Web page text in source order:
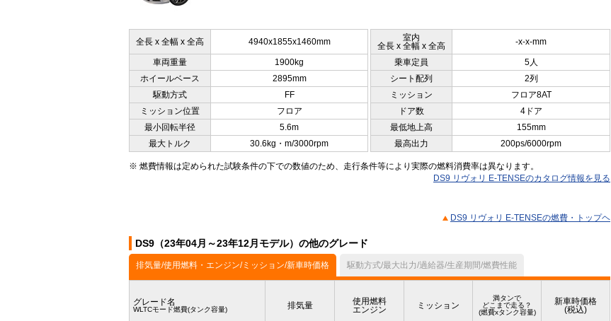
全長 x 全幅 x 全高 4940x1855x1460mm
室内
全長 x 全幅 x 全高
-x-x-mm
車両重量 1900kg 乗車定員
5人
ホイールベース
2895mm シート配列
2列
駆動方式
FF ミッション
フロア8AT
ミッション位置
フロア ドア数
4ドア
最小回転半径
5.6m 最低地上高
155mm
最大トルク
30.6kg・m/3000rpm 最高出力 200ps/6000rpm
※ 燃費情報は定められた試験条件の下での数値のため、走行条件等により実際の燃料消費率は異なります。
DS9 リヴォリ E-TENSEのカタログ情報を見る
DS9 リヴォリ E-TENSEの燃費・トップヘ
DS9（23年04月～23年12月モデル）の他のグレード
排気量/使用燃料・エンジン/ミッション/新車時価格 駆動方式/最大出力/過給器/生産期間/燃費性能
グレード名
WLTCモード燃費(タンク容量) 排気量
使用燃料
エンジン
ミッション
満タンで
どこまで走る？
(燃費xタンク容量)
新車時価格
(税込)